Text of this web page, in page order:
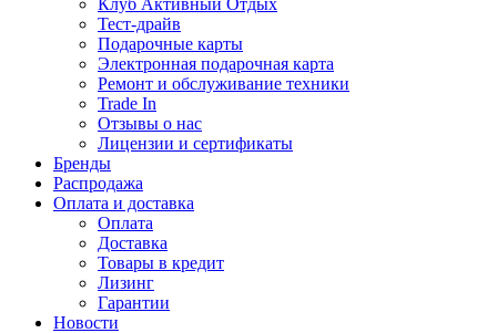
Клуб Активный Отдых
Тест-драйв
Подарочные карты
Электронная подарочная карта
Ремонт и обслуживание техники
Trade In
Отзывы о нас
Лицензии и сертификаты
Бренды
Распродажа
Оплата и доставка
Оплата
Доставка
Товары в кредит
Лизинг
Гарантии
Новости